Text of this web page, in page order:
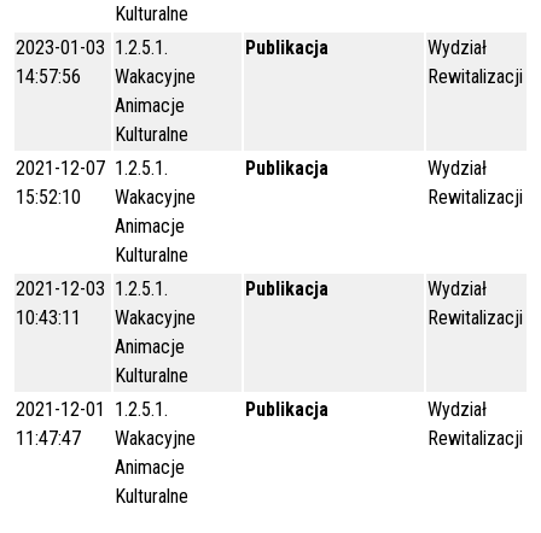
Kulturalne
2023-01-03
14:57:56
1.2.5.1.
Wakacyjne
Animacje
Kulturalne
Publikacja
Wydział
Rewitalizacji
2021-12-07
15:52:10
1.2.5.1.
Wakacyjne
Animacje
Kulturalne
Publikacja
Wydział
Rewitalizacji
2021-12-03
10:43:11
1.2.5.1.
Wakacyjne
Animacje
Kulturalne
Publikacja
Wydział
Rewitalizacji
2021-12-01
11:47:47
1.2.5.1.
Wakacyjne
Animacje
Kulturalne
Publikacja
Wydział
Rewitalizacji